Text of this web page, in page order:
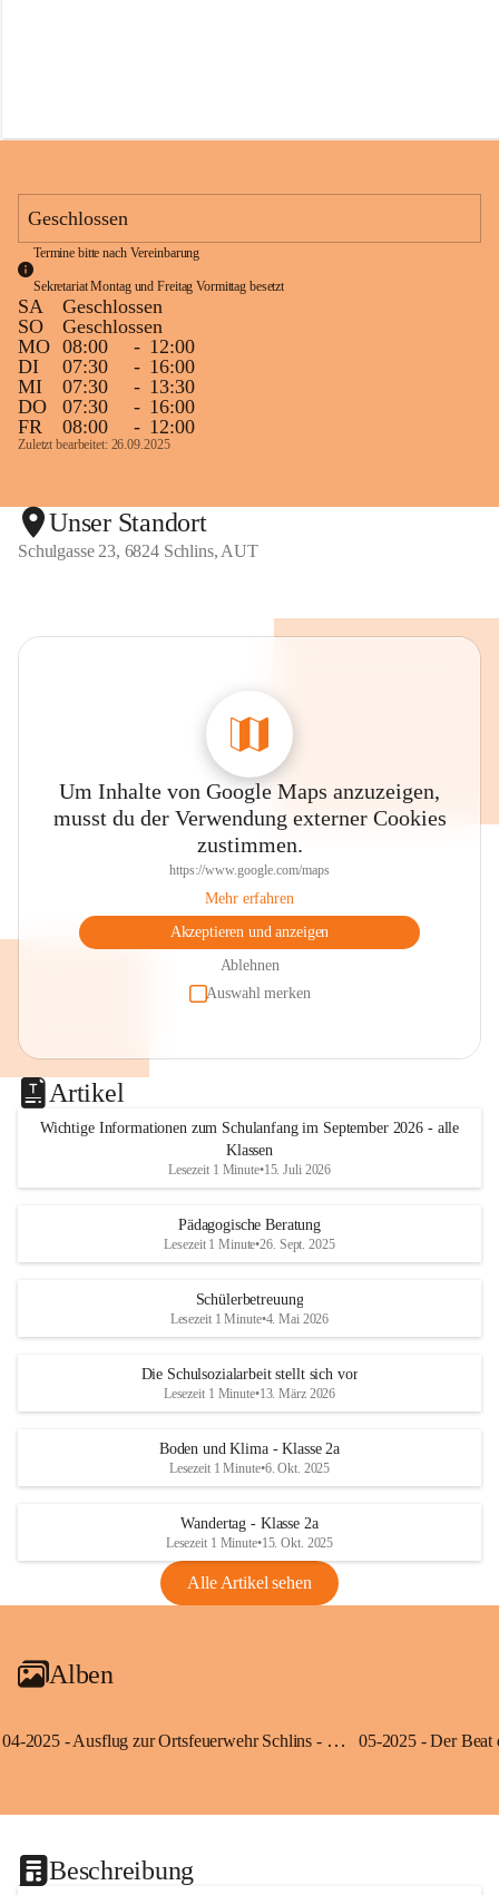
n
Geschlossen
Termine bitte nach Vereinbarung
Sekretariat Montag und Freitag Vormittag besetzt
SA
Geschlossen
SO
Geschlossen
MO 08:00 - 12:00
DI
07:30 - 16:00
MI
07:30 - 13:30
DO
07:30 - 16:00
FR
08:00 - 12:00
Zuletzt bearbeitet: 26.09.2025
Unser Standort
Schulgasse 23, 6824 Schlins, AUT
Um Inhalte von Google Maps anzuzeigen,
musst du der Verwendung externer Cookies
zustimmen.
https://www.google.com/maps
Mehr erfahren
Akzeptieren und anzeigen
Ablehnen
Auswahl merken
Artikel
Wichtige Informationen zum Schulanfang im September 2026 - alle
Klassen
Lesezeit 1 Minute•15. Juli 2026
Pädagogische Beratung
Lesezeit 1 Minute•26. Sept. 2025
Schülerbetreuung
Lesezeit 1 Minute•4. Mai 2026
Die Schulsozialarbeit stellt sich vor
Lesezeit 1 Minute•13. März 2026
Boden und Klima - Klasse 2a
Lesezeit 1 Minute•6. Okt. 2025
Wandertag - Klasse 2a
Lesezeit 1 Minute•15. Okt. 2025
Alle Artikel sehen
Alben
04-2025 - Ausflug zur Ortsfeuerwehr Schlins - Klassen 3a und 3b
Beschreibung